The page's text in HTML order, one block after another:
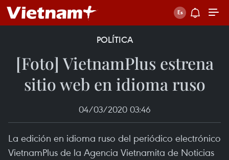
POLÍTICA
[Foto] VietnamPlus estrena
sitio web en idioma ruso
04/03/2020 03:46
La edición en idioma ruso del periódico electrónico
VietnamPlus de la Agencia Vietnamita de Noticias